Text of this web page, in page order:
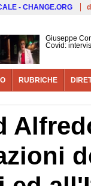
- CHANGE.ORG
Giuseppe
Covid:
RUBRICHE